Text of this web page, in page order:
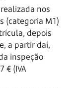
nos
(categoria M1)
depois
a partir daí,
inspeção
€ (IVA